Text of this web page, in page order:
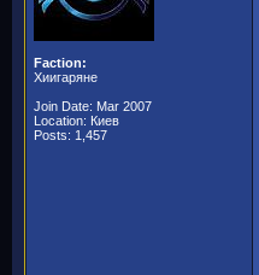
Faction:
Хиигаряне
Join Date: Mar 2007
Location: Киев
Posts: 1,457